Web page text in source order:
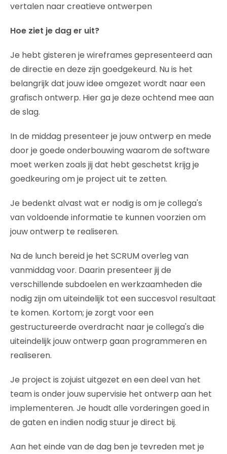
vertalen naar creatieve ontwerpen
Hoe ziet je dag er uit?
Je hebt gisteren je wireframes gepresenteerd aan
de directie en deze zijn goedgekeurd. Nu is het
belangrijk dat jouw idee omgezet wordt naar een
grafisch ontwerp. Hier ga je deze ochtend mee aan
de slag.
In de middag presenteer je jouw ontwerp en mede
door je goede onderbouwing waarom de software
moet werken zoals jij dat hebt geschetst krijg je
goedkeuring om je project uit te zetten.
Je bedenkt alvast wat er nodig is om je collega's
van voldoende informatie te kunnen voorzien om
jouw ontwerp te realiseren.
Na de lunch bereid je het SCRUM overleg van
vanmiddag voor. Daarin presenteer jij de
verschillende subdoelen en werkzaamheden die
nodig zijn om uiteindelijk tot een succesvol resultaat
te komen. Kortom; je zorgt voor een
gestructureerde overdracht naar je collega's die
uiteindelijk jouw ontwerp gaan programmeren en
realiseren.
Je project is zojuist uitgezet en een deel van het
team is onder jouw supervisie het ontwerp aan het
implementeren. Je houdt alle vorderingen goed in
de gaten en indien nodig stuur je direct bij.
Aan het einde van de dag ben je tevreden met je